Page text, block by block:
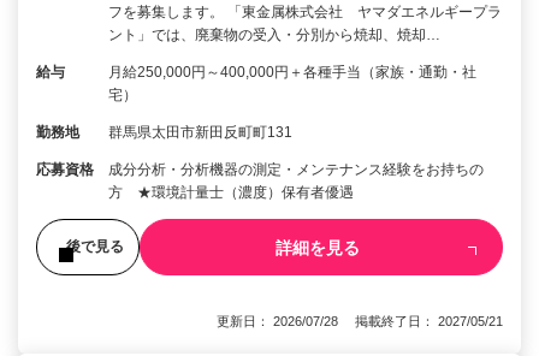
フを募集します。 「東金属株式会社 ヤマダエネルギープラ
ント」では、廃棄物の受入・分別から焼却、焼却…
給与
月給250,000円～400,000円＋各種手当（家族・通勤・社
宅）
勤務地 群馬県太田市新田反町町131
応募資格
成分分析・分析機器の測定・メンテナンス経験をお持ちの
方 ★環境計量士（濃度）保有者優遇
後で見る 詳細を見る
更新日： 2026/07/28 掲載終了日： 2027/05/21